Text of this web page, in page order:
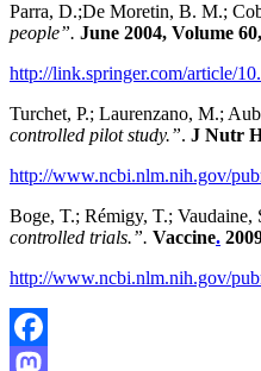
Parra, D.;De Moretin, B. M.;
people”. June 2004, Volume 60,
http://link.springer.com/article/
Turchet, P.; Laurenzano, M.;
controlled pilot study.”. J Nutr
http://www.ncbi.nlm.nih.gov/
Boge, T.; Rémigy, T.; Vaudaine,
controlled trials.”. Vaccine.
http://www.ncbi.nlm.nih.gov/
Facebook